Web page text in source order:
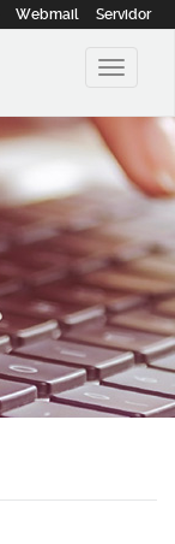
Webmail Servidor